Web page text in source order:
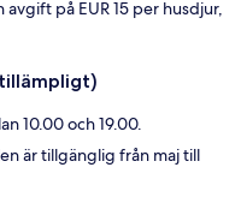
på EUR 15 per husdjur,
10.00 och 19.00.
är tillgänglig från maj till